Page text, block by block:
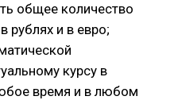
общее количество
рублях и в евро;
курсу в
время и в любом